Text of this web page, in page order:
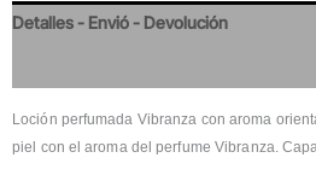
Detalles - Envió - Devolución
Loción perfumada Vibranza con aroma
piel con el aroma del perfume Vibranza.